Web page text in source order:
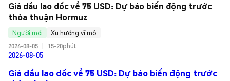
Giá dầu lao dốc về 75 USD: Dự báo biến động trước
thỏa thuận Hormuz
Người mới
Xu hướng vĩ mô
2026-08-05
15-20phút
2026-08-05
Giá dầu lao dốc về 75 USD: Dự báo biến động trước